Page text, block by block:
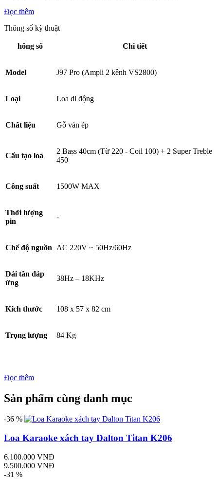
Đọc thêm
Thông số kỹ thuật
hông số Chi tiết
Model J97 Pro (Ampli 2 kênh VS2800)
Loại Loa di động
Chất liệu Gỗ ván ép
Cấu tạo loa
2 Bass 40cm (Từ 220 - Coil 100) + 2 Super Treble
450
Công suất 1500W MAX
Thời lượng
pin
-
Chế độ nguồn AC 220V ~ 50Hz/60Hz
Dải tần đáp
ứng
38Hz – 18KHz
Kích thước 108 x 57 x 82 cm
Trọng lượng 84 Kg
Đọc thêm
Sản phẩm cùng danh mục
-36 %
Loa Karaoke xách tay Dalton Titan K206
6.100.000 VNĐ
9.500.000 VNĐ
-31 %